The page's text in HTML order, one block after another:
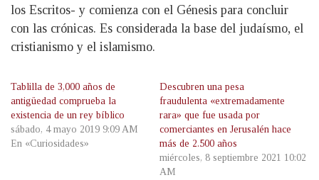
los Escritos- y comienza con el Génesis para concluir
con las crónicas. Es considerada la base del judaísmo, el
cristianismo y el islamismo.
Tablilla de 3,000 años de
antigüedad comprueba la
existencia de un rey bíblico
sábado, 4 mayo 2019 9:09 AM
En «Curiosidades»
Descubren una pesa
fraudulenta «extremadamente
rara» que fue usada por
comerciantes en Jerusalén hace
más de 2.500 años
miércoles, 8 septiembre 2021 10:02
AM